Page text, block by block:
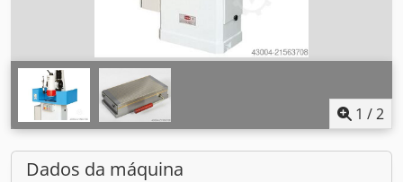
1 /2
Dados da máquina